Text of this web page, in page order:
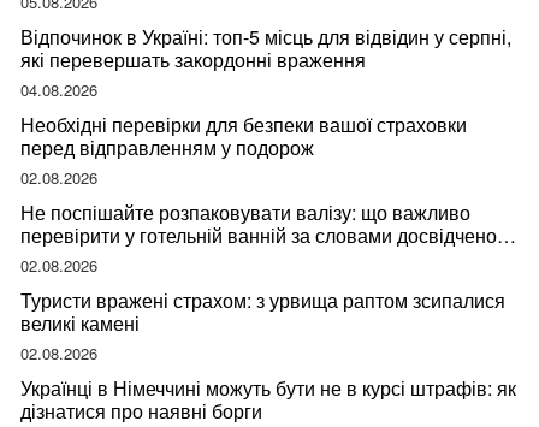
Відпочинок в Україні: топ-5 місць для відвідин у серпні,
які перевершать закордонні враження
04.08.2026
Необхідні перевірки для безпеки вашої страховки
перед відправленням у подорож
02.08.2026
Не поспішайте розпаковувати валізу: що важливо
перевірити у готельній ванній за словами досвідченої
мандрівниці
02.08.2026
Туристи вражені страхом: з урвища раптом зсипалися
великі камені
02.08.2026
Українці в Німеччині можуть бути не в курсі штрафів: як
дізнатися про наявні борги